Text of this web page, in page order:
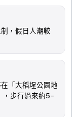
，假日人潮較
「大稻埕公園地
，步行過來約5-